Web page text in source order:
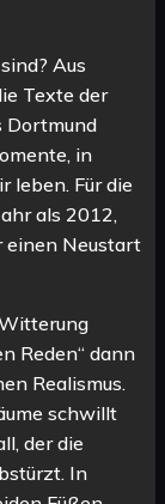
Aus
Texte der
Dortmund
in
leben. Für die
als 2012,
einen Neustart
Reden“ dann
Realismus.
schwillt
der die
In